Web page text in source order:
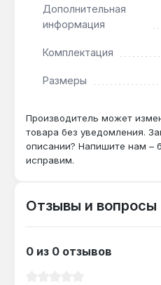
При непрерывной
на 30-40 минут — для
Дополнительная
информация
Комплектация
Размеры
Производитель может
товара без уведомления.
описании? Напишите нам –
исправим.
Отзывы и вопросы
0 из 0 отзывов